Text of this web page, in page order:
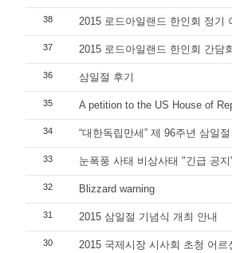
38 2015 로드아일랜드 한인회 정기
37 2015 로드아일랜드 한인회 간담
36 삼일절 후기
35 A petition to the US House of
34 “대한독립만세” 제 96주년 삼일
33 눈폭풍 사태 비상사태 "긴급 공지
32 Blizzard warning
31 2015 삼일절 기념식 개최 안내
30 2015 국제시장 시사회 초청 어